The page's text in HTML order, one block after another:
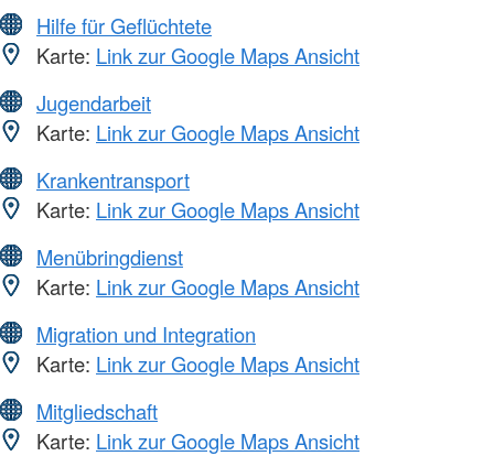
Hilfe für Geflüchtete
Karte: Link zur Google Maps Ansicht
Jugendarbeit
Karte: Link zur Google Maps Ansicht
Krankentransport
Karte: Link zur Google Maps Ansicht
Menübringdienst
Karte: Link zur Google Maps Ansicht
Migration und Integration
Karte: Link zur Google Maps Ansicht
Mitgliedschaft
Karte: Link zur Google Maps Ansicht